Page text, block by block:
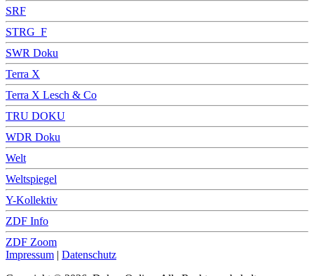
SRF
STRG_F
SWR Doku
Terra X
Terra X Lesch & Co
TRU DOKU
WDR Doku
Welt
Weltspiegel
Y-Kollektiv
ZDF Info
ZDF Zoom
Impressum | Datenschutz